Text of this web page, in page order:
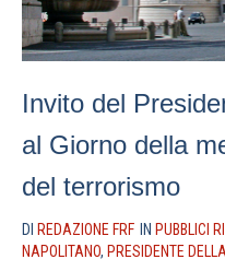
Invito del
al Giorno della
del terrorismo
DI REDAZIONE FRF IN PUBBLICI
NAPOLITANO, PRESIDENTE